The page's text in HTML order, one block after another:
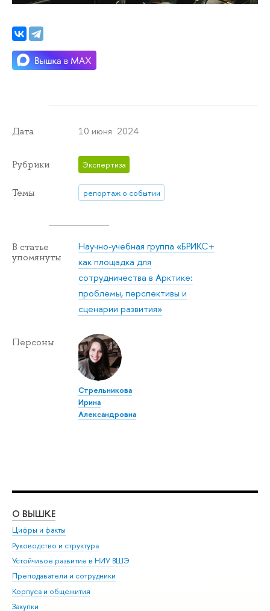
Дата 10 июня 2024
Рубрики Экспертиза
Темы репортаж о событии
В статье
упомянуты
Научно-учебная группа «БРИКС+
как площадка для
сотрудничества в Арктике:
проблемы, перспективы и
сценарии развития»
Персоны
Стрельникова
Ирина
Александровна
О ВЫШКЕ
Цифры и факты
Руководство и структура
Устойчивое развитие в НИУ ВШЭ
Преподаватели и сотрудники
Корпуса и общежития
Закупки